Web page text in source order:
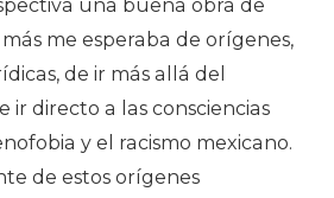
una buena obra de
me esperaba de orígenes,
de ir más allá del
ir directo a las consciencias
y el racismo mexicano.
de estos orígenes